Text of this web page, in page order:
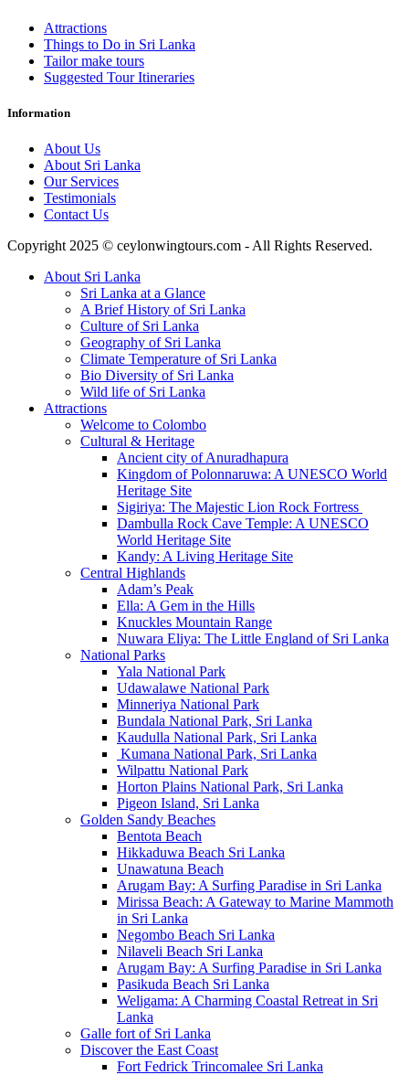
Attractions
Things to Do in Sri Lanka
Tailor make tours
Suggested Tour Itineraries
Information
About Us
About Sri Lanka
Our Services
Testimonials
Contact Us
Copyright 2025 © ceylonwingtours.com - All Rights Reserved.
About Sri Lanka
Sri Lanka at a Glance
A Brief History of Sri Lanka
Culture of Sri Lanka
Geography of Sri Lanka
Climate Temperature of Sri Lanka
Bio Diversity of Sri Lanka
Wild life of Sri Lanka
Attractions
Welcome to Colombo
Cultural & Heritage
Ancient city of Anuradhapura
Kingdom of Polonnaruwa: A UNESCO World
Heritage Site
Sigiriya: The Majestic Lion Rock Fortress
Dambulla Rock Cave Temple: A UNESCO
World Heritage Site
Kandy: A Living Heritage Site
Central Highlands
Adam’s Peak
Ella: A Gem in the Hills
Knuckles Mountain Range
Nuwara Eliya: The Little England of Sri Lanka
National Parks
Yala National Park
Udawalawe National Park
Minneriya National Park
Bundala National Park, Sri Lanka
Kaudulla National Park, Sri Lanka
Kumana National Park, Sri Lanka
Wilpattu National Park
Horton Plains National Park, Sri Lanka
Pigeon Island, Sri Lanka
Golden Sandy Beaches
Bentota Beach
Hikkaduwa Beach Sri Lanka
Unawatuna Beach
Arugam Bay: A Surfing Paradise in Sri Lanka
Mirissa Beach: A Gateway to Marine Mammoth
in Sri Lanka
Negombo Beach Sri Lanka
Nilaveli Beach Sri Lanka
Arugam Bay: A Surfing Paradise in Sri Lanka
Pasikuda Beach Sri Lanka
Weligama: A Charming Coastal Retreat in Sri
Lanka
Galle fort of Sri Lanka
Discover the East Coast
Fort Fedrick Trincomalee Sri Lanka